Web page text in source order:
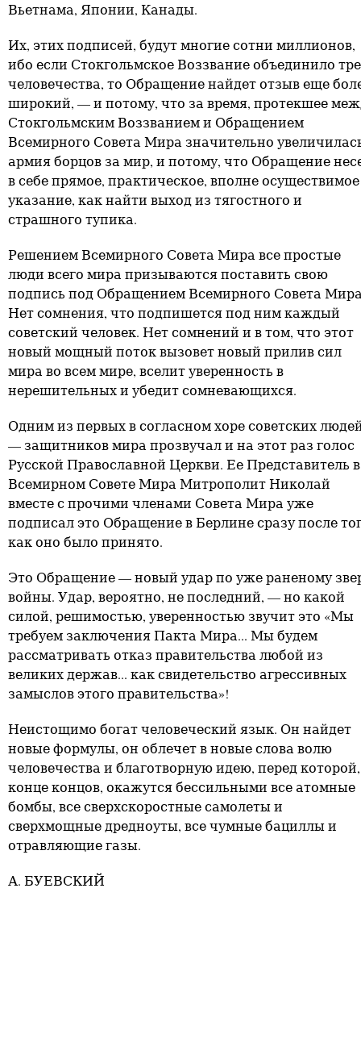
Вьетнама, Японии, Канады.
Их, этих подписей, будут многие сотни миллионов,
ибо если Стокгольмское Воззвание объединило
человечества, то Обращение найдет отзыв еще
широкий, — и потому, что за время, протекшее
Стокгольмским Воззванием и Обращением
Всемирного Совета Мира значительно
армия борцов за мир, и потому, что Обращение
в себе прямое, практическое, вполне осуществимое
указание, как найти выход из тягостного и
страшного тупика.
Решением Всемирного Совета Мира все простые
люди всего мира призываются поставить свою
подпись под Обращением Всемирного Совета
Нет сомнения, что подпишется под ним каждый
советский человек. Нет сомнений и в том, что этот
новый мощный поток вызовет новый прилив сил
мира во всем мире, вселит уверенность в
нерешительных и убедит сомневающихся.
Одним из первых в согласном хоре советских
— защитников мира прозвучал и на этот раз голос
Русской Православной Церкви. Ее Представитель в
Всемирном Совете Мира Митрополит Николай
вместе с прочими членами Совета Мира уже
подписал это Обращение в Берлине сразу после
как оно было принято.
Это Обращение — новый удар по уже раненому
войны. Удар, вероятно, не последний, — но какой
силой, решимостью, уверенностью звучит это «Мы
требуем заключения Пакта Мира... Мы будем
рассматривать отказ правительства любой из
великих держав... как свидетельство агрессивных
замыслов этого правительства»!
Неистощимо богат человеческий язык. Он найдет
новые формулы, он облечет в новые слова волю
человечества и благотворную идею, перед
конце концов, окажутся бессильными все атомные
бомбы, все сверхскоростные самолеты и
сверхмощные дредноуты, все чумные бациллы и
отравляющие газы.
А. БУЕВСКИЙ